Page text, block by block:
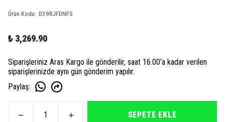
Ürün Kodu: D39RJFDNFS
₺ 3,269.90
Siparişleriniz Aras Kargo ile gönderilir, saat 16.00'a kadar verilen
siparişlerinizde aynı gün gönderim yapılır.
Paylaş:
SEPETE EKLE